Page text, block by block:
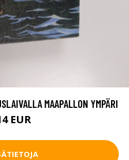
MAAPALLON YMPÄRI
EUR